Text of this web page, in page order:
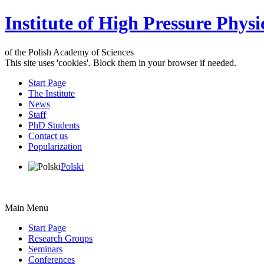
Institute of High Pressure
of the Polish Academy of Sciences
This site uses 'cookies'. Block them in your browser if needed.
Start Page
The Institute
News
Staff
PhD Students
Contact us
Popularization
Polski
Main Menu
Start Page
Research Groups
Seminars
Conferences